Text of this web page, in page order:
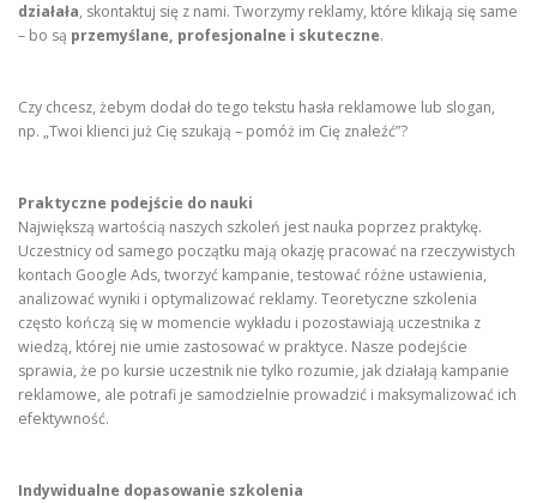
działała, skontaktuj się z nami. Tworzymy reklamy, które klikają się same
– bo są przemyślane, profesjonalne i skuteczne.
Czy chcesz, żebym dodał do tego tekstu hasła reklamowe lub slogan,
np. „Twoi klienci już Cię szukają – pomóż im Cię znaleźć”?
Praktyczne podejście do nauki
Największą wartością naszych szkoleń jest nauka poprzez praktykę.
Uczestnicy od samego początku mają okazję pracować na rzeczywistych
kontach Google Ads, tworzyć kampanie, testować różne ustawienia,
analizować wyniki i optymalizować reklamy. Teoretyczne szkolenia
często kończą się w momencie wykładu i pozostawiają uczestnika z
wiedzą, której nie umie zastosować w praktyce. Nasze podejście
sprawia, że po kursie uczestnik nie tylko rozumie, jak działają kampanie
reklamowe, ale potrafi je samodzielnie prowadzić i maksymalizować ich
efektywność.
Indywidualne dopasowanie szkolenia